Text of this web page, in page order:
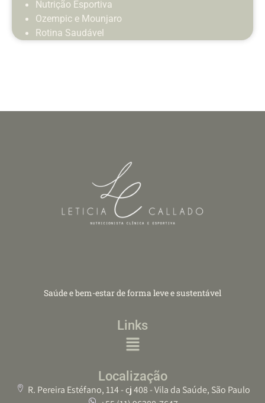
Nutrição Esportiva
Ozempic e Mounjaro
Rotina Saudável
Saúde e bem-estar de forma leve e sustentável
Links
Localização
R. Pereira Estéfano, 114 - cj 408 - Vila da Saúde, São Paulo